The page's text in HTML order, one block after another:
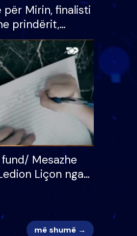
për Mirin, finalisti
prindërit,
bashkëshorten:
letër divorci
Mesazhe
Liçon nga
moderatori
më shumë →